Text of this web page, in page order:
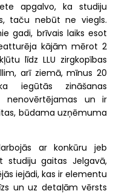
apgalvo, ka studiju
taču nebūt ne viegls.
gadi, brīvais laiks esot
kājām mērot 2
līdz LLU zirgkopības
arī ziemā, mīnus 20
iegūtās zināšanas
nenovērtējamas un ir
būdama uzņēmuma
ar konkūru jeb
studiju gaitas Jelgavā,
iejādi, kas ir elementu
un uz detaļām vērsts